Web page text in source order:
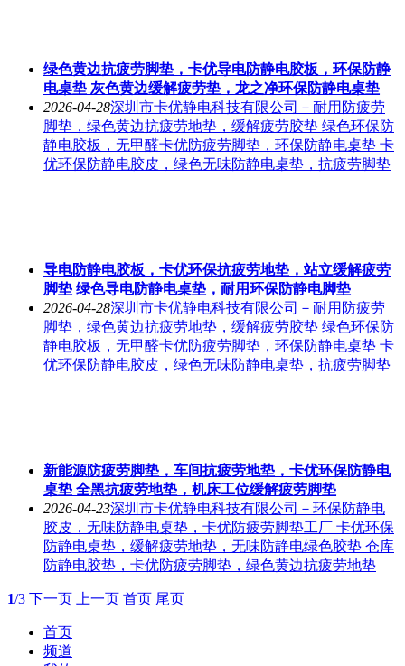
绿色黄边抗疲劳脚垫，卡优导电防静电胶板，环保防静
电桌垫 灰色黄边缓解疲劳垫，龙之净环保防静电桌垫
2026-04-28深圳市卡优静电科技有限公司－耐用防疲劳
脚垫，绿色黄边抗疲劳地垫，缓解疲劳胶垫 绿色环保防
静电胶板，无甲醛卡优防疲劳脚垫，环保防静电桌垫 卡
优环保防静电胶皮，绿色无味防静电桌垫，抗疲劳脚垫
导电防静电胶板，卡优环保抗疲劳地垫，站立缓解疲劳
脚垫 绿色导电防静电桌垫，耐用环保防静电脚垫
2026-04-28深圳市卡优静电科技有限公司－耐用防疲劳
脚垫，绿色黄边抗疲劳地垫，缓解疲劳胶垫 绿色环保防
静电胶板，无甲醛卡优防疲劳脚垫，环保防静电桌垫 卡
优环保防静电胶皮，绿色无味防静电桌垫，抗疲劳脚垫
新能源防疲劳脚垫，车间抗疲劳地垫，卡优环保防静电
桌垫 全黑抗疲劳地垫，机床工位缓解疲劳脚垫
2026-04-23深圳市卡优静电科技有限公司－环保防静电
胶皮，无味防静电桌垫，卡优防疲劳脚垫工厂 卡优环保
防静电桌垫，缓解疲劳地垫，无味防静电绿色胶垫 仓库
防静电胶垫，卡优防疲劳脚垫，绿色黄边抗疲劳地垫
1/3 下一页 上一页 首页 尾页
首页
频道